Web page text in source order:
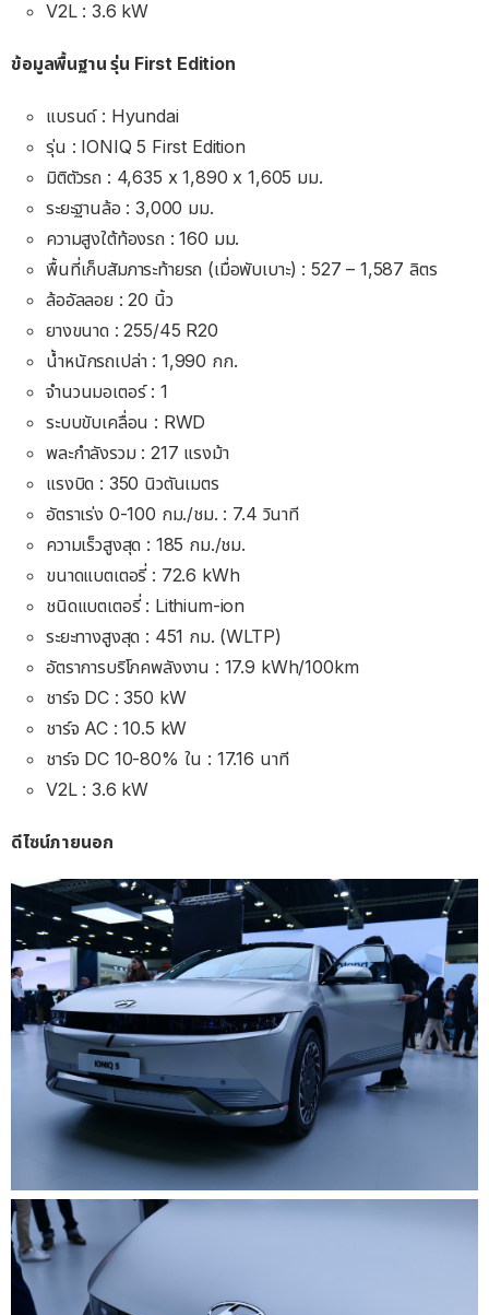
V2L : 3.6 kW
ข้อมูลพื้นฐาน รุ่น First Edition
แบรนด์ : Hyundai
รุ่น : IONIQ 5 First Edition
มิติตัวรถ : 4,635 x 1,890 x 1,605 มม.
ระยะฐานล้อ : 3,000 มม.
ความสูงใต้ท้องรถ : 160 มม.
พื้นที่เก็บสัมภาระท้ายรถ (เมื่อพับเบาะ) : 527 – 1,587 ลิตร
ล้ออัลลอย : 20 นิ้ว
ยางขนาด : 255/45 R20
น้ำหนักรถเปล่า : 1,990 กก.
จำนวนมอเตอร์ : 1
ระบบขับเคลื่อน : RWD
พละกำลังรวม : 217 แรงม้า
แรงบิด : 350 นิวตันเมตร
อัตราเร่ง 0-100 กม./ชม. : 7.4 วินาที
ความเร็วสูงสุด : 185 กม./ชม.
ขนาดแบตเตอรี่ : 72.6 kWh
ชนิดแบตเตอรี่ : Lithium-ion
ระยะทางสูงสุด : 451 กม. (WLTP)
อัตราการบริโภคพลังงาน : 17.9 kWh/100km
ชาร์จ DC : 350 kW
ชาร์จ AC : 10.5 kW
ชาร์จ DC 10-80% ใน : 17.16 นาที
V2L : 3.6 kW
ดีไซน์ภายนอก